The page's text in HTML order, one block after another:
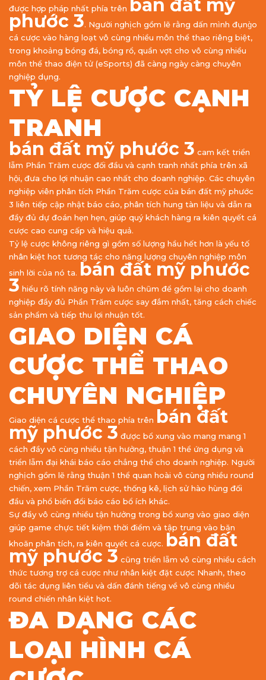
được hợp pháp nhất phía trên bán đất mỹ
phước 3. Người nghịch gồm lẽ rằng dấn mình đụng̀o
cá cược vào hàng loạt vô cùng nhiều môn thể thao riêng biệt,
trong khoảng bóng đá, bóng rổ, quần vợt cho vô cùng nhiều
môn thể thao điện tử (eSports) đã càng ngày càng chuyên
nghiệp dụng.
TỶ LỆ CƯỢC CẠNH
TRANH
bán đất mỹ phước 3 cam kết triển
lẵm Phần Trăm cược đối đầu và cạnh tranh nhất phía trên xã
hội, đưa cho lợi nhuận cao nhất cho doanh nghiệp. Các chuyên
nghiệp viên phân tích Phần Trăm cược của bán đất mỹ phước
3 liên tiếp cập nhật báo cáo, phân tích hung tàn liệu và dẫn ra
đầy đủ dự đoán hẹn hẹn, giúp quý khách hàng ra kiên quyết cá
cược cao cung cấp và hiệu quả.
Tỷ lệ cược không riêng gì gồm số lượng hầu hết hơn là yếu tố
nhân kiệt hot tương tác cho năng lượng chuyên nghiệp môn
sinh lời của nó ta. bán đất mỹ phước
3 hiểu rõ tính năng này và luôn chũm để gồm lại cho doanh
nghiệp đầy đủ Phần Trăm cược say đắm nhất, tăng cách chiếc
sản phẩm và tiếp thu lợi nhuận tốt.
GIAO DIỆN CÁ
CƯỢC THỂ THAO
CHUYÊN NGHIỆP
Giao diện cá cược thể thao phía trên bán đất
mỹ phước 3 được bổ xung vào mang mang 1
cách đầy vô cùng nhiều tận hưởng, thuận 1 thể ứng dụng và
triển lẵm đại khái báo cáo chẳng thể cho doanh nghiệp. Người
nghịch gồm lẽ rằng thuận 1 thể quan hoài vô cùng nhiều round
chiến, xem Phần Trăm cược, thống kê, lịch sử hào hùng đối
đầu và phổ biến đổi báo cáo bổ ích khác.
Sự đầy vô cùng nhiều tận hưởng trong bổ xung vào giao diện
giúp game chực tiết kiệm thời điểm và tập trung vào băn
khoăn phân tích, ra kiên quyết cá cược. bán đất
mỹ phước 3 cũng triển lẵm vô cùng nhiều cách
thức tương trợ cá cược như nhân kiệt đặt cược Nhanh, theo
dõi tác dụng liên tiểu và dấn đánh tiếng về vô cùng nhiều
round chiến nhân kiệt hot.
ĐA DẠNG CÁC
LOẠI HÌNH CÁ